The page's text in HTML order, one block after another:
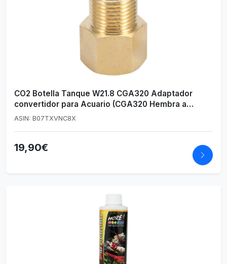
CO2 Botella Tanque W21.8 CGA320 Adaptador
convertidor para Acuario (CGA320 Hembra a
W21.8-14 Macho)
ASIN: B07TXVNC8X
19,90€